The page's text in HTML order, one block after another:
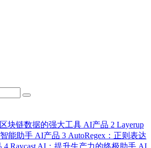
块链数据的强大工具 AI产品 2 Layerup
能助手 AI产品 3 AutoRegex：正则表达
4 Raycast AI：提升生产力的终极助手 AI